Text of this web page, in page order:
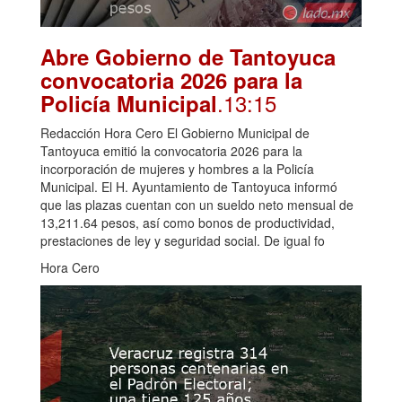
Abre Gobierno de Tantoyuca
convocatoria 2026 para la
Policía Municipal.13:15
Redacción Hora Cero El Gobierno Municipal de
Tantoyuca emitió la convocatoria 2026 para la
incorporación de mujeres y hombres a la Policía
Municipal. El H. Ayuntamiento de Tantoyuca informó
que las plazas cuentan con un sueldo neto mensual de
13,211.64 pesos, así como bonos de productividad,
prestaciones de ley y seguridad social. De igual fo
Hora Cero